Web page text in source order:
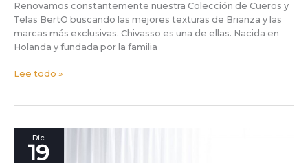
Renovamos constantemente nuestra Colección de Cueros y
Telas BertO buscando las mejores texturas de Brianza y las
marcas más exclusivas. Chivasso es una de ellas. Nacida en
Holanda y fundada por la familia
Lee todo »
Dic
19
idea